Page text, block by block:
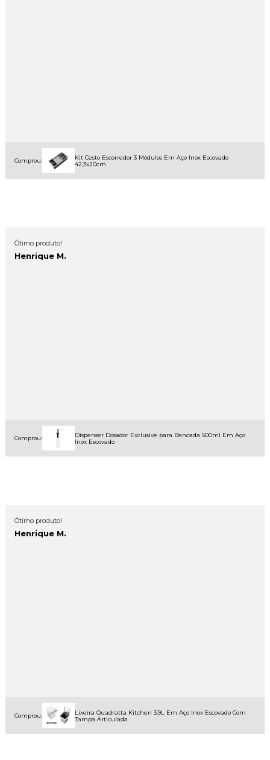
Comprou:
Kit Cesto Escorredor 3 Módulos Em Aço Inox Escovado
42,3x20cm
Ótimo produto!
Henrique M.
Comprou:
Dispenser Dosador Exclusive para Bancada 500ml Em Aço
Inox Escovado
Ótimo produto!
Henrique M.
Comprou:
Lixeira Quadratta Kitchen 3,9L Em Aço Inox Escovado Com
Tampa Articulada